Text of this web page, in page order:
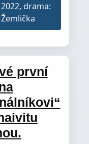
drama:
první